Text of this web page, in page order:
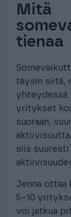
Mitä
tienaa
täysin siitä,
yhteydessä
yritykset
suoraan,
siis suuresti
Jenna ottaa
5–10
voi jatkua